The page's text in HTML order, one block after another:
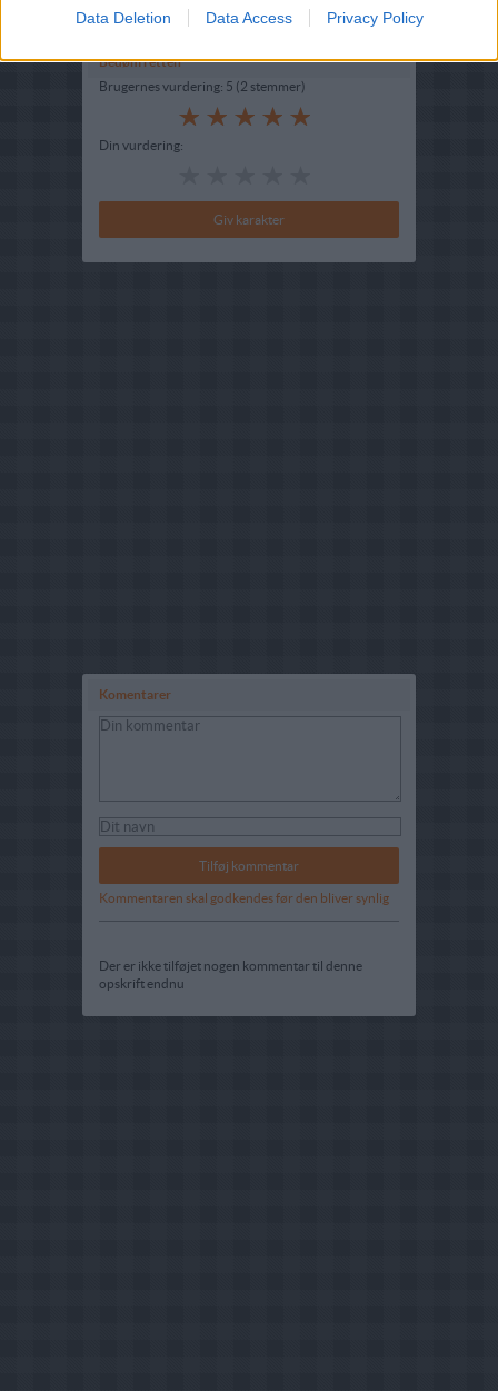
Data Deletion Data Access Privacy Policy
Bedøm retten
Brugernes vurdering: 5 (2 stemmer)
Din vurdering:
Komentarer
Kommentaren skal godkendes før den bliver synlig
Der er ikke tilføjet nogen kommentar til denne
opskrift endnu